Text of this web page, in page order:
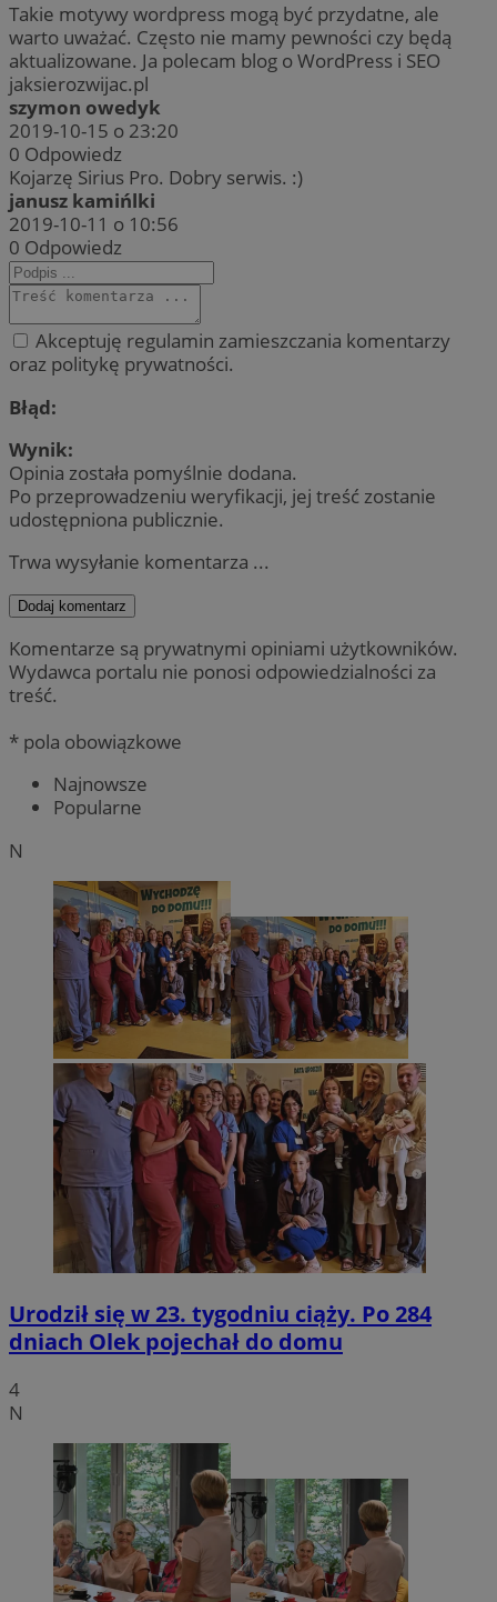
Takie motywy wordpress mogą być przydatne, ale
warto uważać. Często nie mamy pewności czy będą
aktualizowane. Ja polecam blog o WordPress i SEO
jaksierozwijac.pl
szymon owedyk
2019-10-15 o 23:20
0 Odpowiedz
Kojarzę Sirius Pro. Dobry serwis. :)
janusz kamińlki
2019-10-11 o 10:56
0 Odpowiedz
Akceptuję regulamin zamieszczania komentarzy
oraz politykę prywatności.
Błąd:
Wynik:
Opinia została pomyślnie dodana.
Po przeprowadzeniu weryfikacji, jej treść zostanie
udostępniona publicznie.
Trwa wysyłanie komentarza ...
Dodaj komentarz
Komentarze są prywatnymi opiniami użytkowników.
Wydawca portalu nie ponosi odpowiedzialności za
treść.
* pola obowiązkowe
Najnowsze
Popularne
N
Urodził się w 23. tygodniu ciąży. Po 284
dniach Olek pojechał do domu
4
N